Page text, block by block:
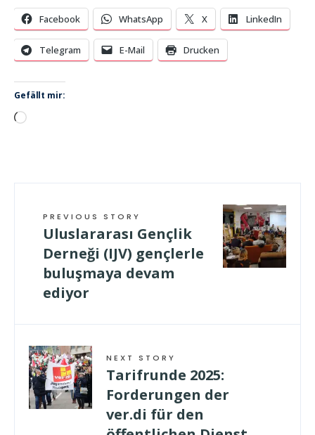
Facebook WhatsApp X LinkedIn
Telegram E-Mail Drucken
Gefällt mir:
Wird
PREVIOUS STORY
Uluslararası Gençlik
Derneği (IJV) gençlerle
buluşmaya devam
ediyor
NEXT STORY
Tarifrunde 2025:
Forderungen der
ver.di für den